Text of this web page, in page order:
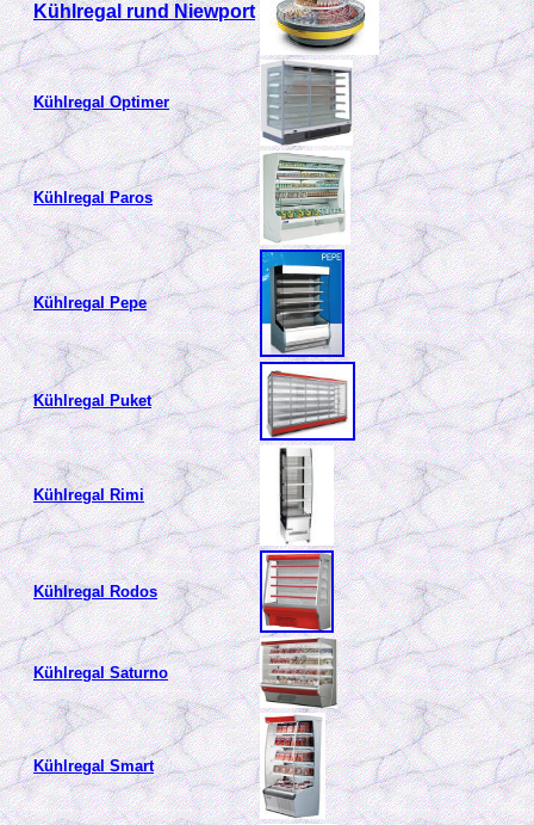
Kühlregal rund Niewport
Kühlregal Optimer
Kühlregal Paros
Kühlregal Pepe
Kühlregal Puket
Kühlregal Rimi
Kühlregal Rodos
Kühlregal Saturno
Kühlregal Smart